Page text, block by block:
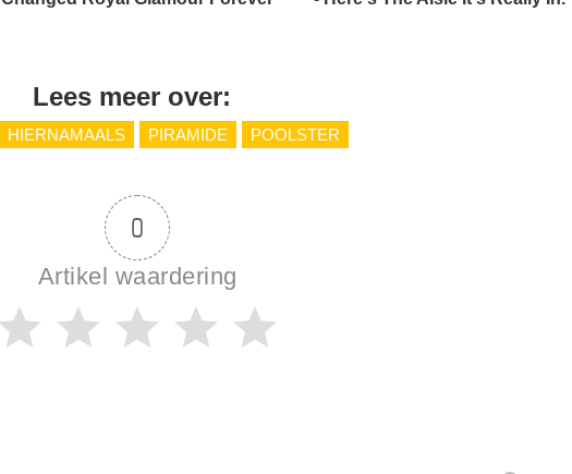
Lees meer over:
HIERNAMAALS PIRAMIDE POOLSTER
0
Artikel waardering